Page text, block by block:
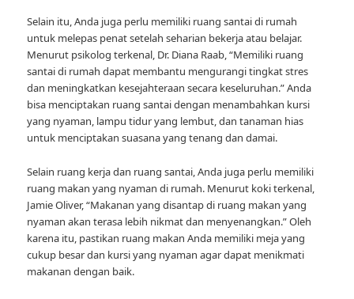
Selain itu, Anda juga perlu memiliki ruang santai di rumah
untuk melepas penat setelah seharian bekerja atau belajar.
Menurut psikolog terkenal, Dr. Diana Raab, “Memiliki ruang
santai di rumah dapat membantu mengurangi tingkat stres
dan meningkatkan kesejahteraan secara keseluruhan.” Anda
bisa menciptakan ruang santai dengan menambahkan kursi
yang nyaman, lampu tidur yang lembut, dan tanaman hias
untuk menciptakan suasana yang tenang dan damai.
Selain ruang kerja dan ruang santai, Anda juga perlu memiliki
ruang makan yang nyaman di rumah. Menurut koki terkenal,
Jamie Oliver, “Makanan yang disantap di ruang makan yang
nyaman akan terasa lebih nikmat dan menyenangkan.” Oleh
karena itu, pastikan ruang makan Anda memiliki meja yang
cukup besar dan kursi yang nyaman agar dapat menikmati
makanan dengan baik.